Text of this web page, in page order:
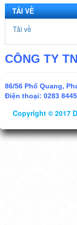
TẢI VỀ
Tải về
CÔNG TY
86/56 Phổ Quang,
Điện thoại: 0283
Copyright © 2017